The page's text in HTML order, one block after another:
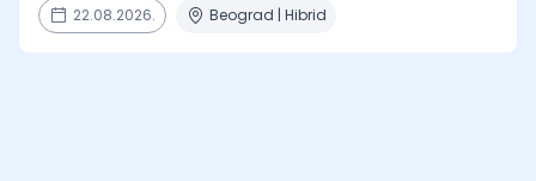
22.08.2026. Beograd | Hibrid